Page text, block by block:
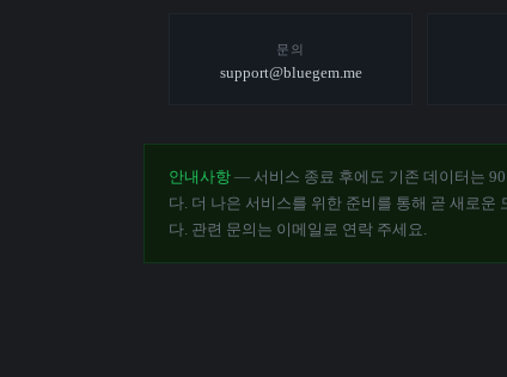
문의
support@bluegem.me
안내사항 — 서비스 종료 후에도 기존 데이터는
다. 더 나은 서비스를 위한 준비를 통해 곧 새로운
다. 관련 문의는 이메일로 연락 주세요.